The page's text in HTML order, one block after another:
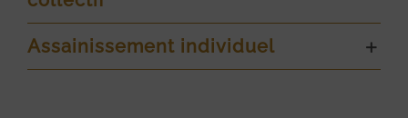
Assainissement individuel